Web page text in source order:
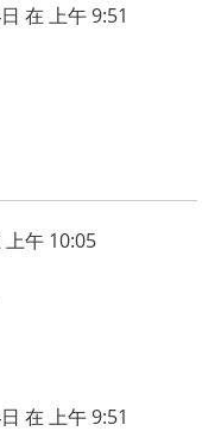
在 上午 9:51
午 10:05
在 上午 9:51